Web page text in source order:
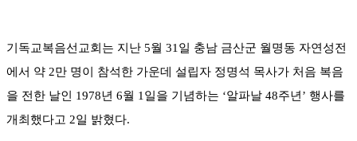
기독교복음선교회는 지난 5월 31일 충남 금산군 월명동 자연성전
에서 약 2만 명이 참석한 가운데 설립자 정명석 목사가 처음 복음
을 전한 날인 1978년 6월 1일을 기념하는 ‘알파날 48주년’ 행사를
개최했다고 2일 밝혔다.